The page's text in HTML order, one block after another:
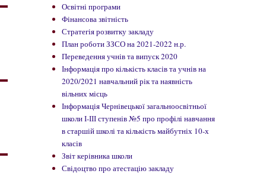
Освітні програми
Фінансова звітність
Стратегія розвитку закладу
План роботи ЗЗСО на 2021-2022 н.р.
Переведення учнів та випуск 2020
Інформація про кількість класів та учнів на
2020/2021 навчальний рік та наявність
вільних місць
Інформація Чернівецької загальноосвітньої
школи І-ІІІ ступенів №5 про профілі навчання
в старшій школі та кількість майбутніх 10-х
класів
Звіт керівника школи
Свідоцтво про атестацію закладу